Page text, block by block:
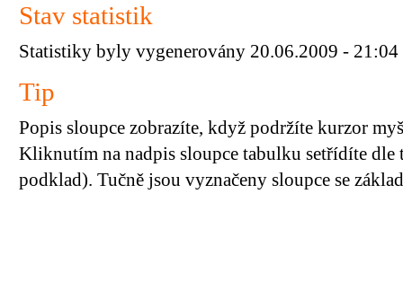
Stav statistik
Statistiky byly vygenerovány 20.06.2009 - 21:04
Tip
Popis sloupce zobrazíte, když podržíte kurzor
Kliknutím na nadpis sloupce tabulku setřídíte dle
podklad). Tučně jsou vyznačeny sloupce se